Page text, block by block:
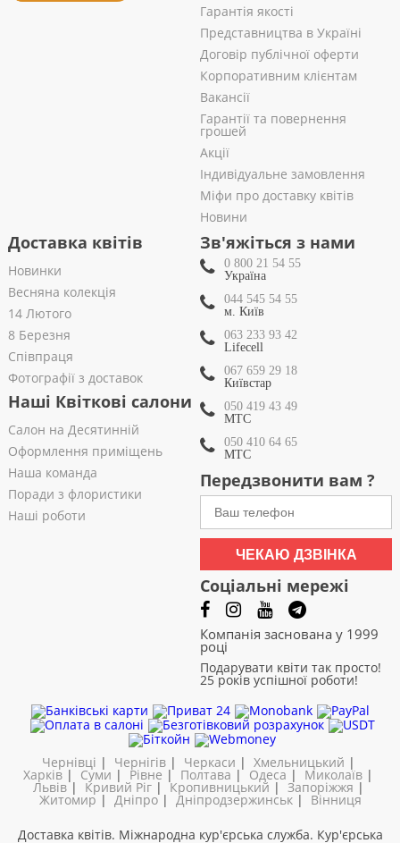
Гарантія якості
Представництва в Україні
Договір публічної оферти
Корпоративним клієнтам
Вакансії
Гарантії та повернення
грошей
Акції
Індивідуальне замовлення
Міфи про доставку квітів
Новини
Доставка квітів
Новинки
Весняна колекція
14 Лютого
8 Березня
Співпраця
Фотографії з доставок
Наші Квіткові салони
Салон на Десятинній
Оформлення приміщень
Наша команда
Поради з флористики
Наші роботи
Зв'яжіться з нами
0 800 21 54 55
Україна
044 545 54 55
м. Київ
063 233 93 42
Lifecell
067 659 29 18
Київстар
050 419 43 49
МТС
050 410 64 65
МТС
Передзвонити вам ?
ЧЕКАЮ ДЗВІНКА
Соціальні мережі
Компанія заснована у 1999
році
Подарувати квіти так просто!
25 років успішної роботи!
Чернівці | Чернігів| Черкаси | Хмельницький |
Харків | Суми | Рівне | Полтава | Одеса | Миколаїв |
Львів| Кривий Ріг|Кропивницький | Запоріжжя |
Житомир | Дніпро| Дніпродзержинськ| Вінниця
Доставка квітів. Міжнародна кур'єрська служба. Кур'єрська